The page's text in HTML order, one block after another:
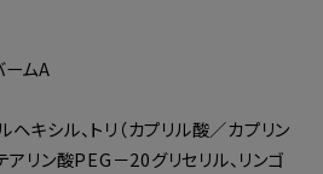
ームA
キシル、トリ（カプリル酸／カプリン
アリン酸PEG－20グリセリル、リンゴ